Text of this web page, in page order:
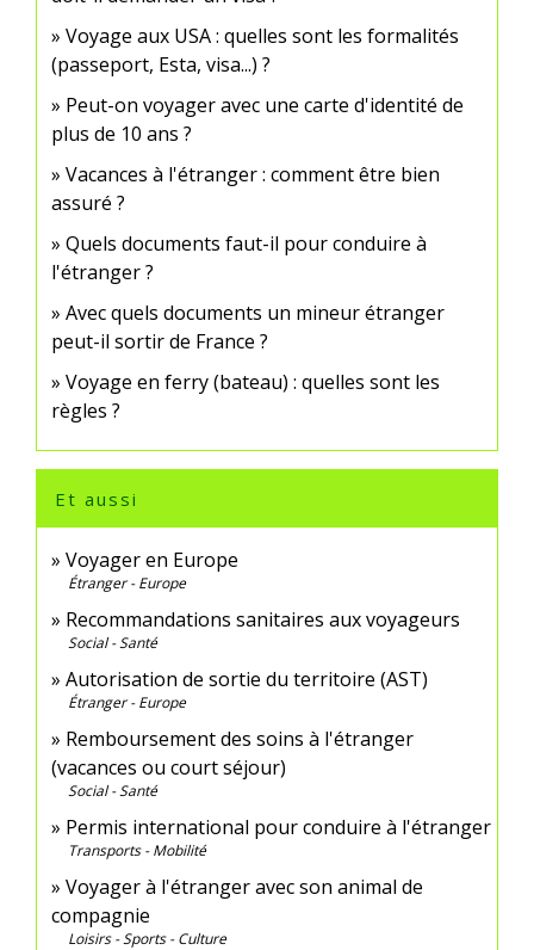
Voyage aux USA : quelles sont les formalités
(passeport, Esta, visa...) ?
Peut-on voyager avec une carte d'identité de
plus de 10 ans ?
Vacances à l'étranger : comment être bien
assuré ?
Quels documents faut-il pour conduire à
l'étranger ?
Avec quels documents un mineur étranger
peut-il sortir de France ?
Voyage en ferry (bateau) : quelles sont les
règles ?
Et aussi
Voyager en Europe
Étranger - Europe
Recommandations sanitaires aux voyageurs
Social - Santé
Autorisation de sortie du territoire (AST)
Étranger - Europe
Remboursement des soins à l'étranger
(vacances ou court séjour)
Social - Santé
Permis international pour conduire à l'étranger
Transports - Mobilité
Voyager à l'étranger avec son animal de
compagnie
Loisirs - Sports - Culture